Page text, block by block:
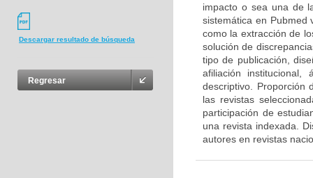
Descargar resultado de búsqueda
Regresar
impacto o sea una de
sistemática en Pubmed
como la extracción de
solución de
tipo de publicación,
afiliación
descriptivo. Proporción
las revistas
participación de
una revista indexada.
autores en revistas